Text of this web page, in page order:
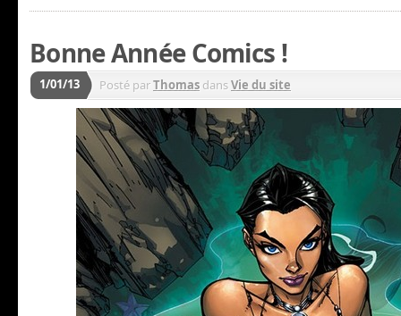
Bonne Année Comics !
1/01/13 Posté parThomas dansVie du site